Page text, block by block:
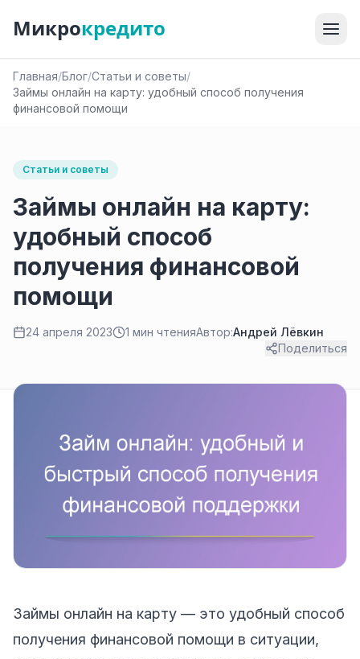
Микрокредито
Главная/Блог/Статьи и советы/
Займы онлайн на карту: удобный способ получения
финансовой помощи
Статьи и советы
Займы онлайн на карту:
удобный способ
получения финансовой
помощи
24 апреля 2023 1 мин чтенияАвтор:Андрей Лёвкин
Поделиться
Займы онлайн на карту — это удобный способ
получения финансовой помощи в ситуации,